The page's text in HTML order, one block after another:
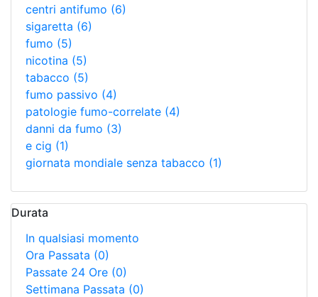
centri antifumo (6)
sigaretta (6)
fumo (5)
nicotina (5)
tabacco (5)
fumo passivo (4)
patologie fumo-correlate (4)
danni da fumo (3)
e cig (1)
giornata mondiale senza tabacco (1)
Durata
In qualsiasi momento
Ora Passata (0)
Passate 24 Ore (0)
Settimana Passata (0)